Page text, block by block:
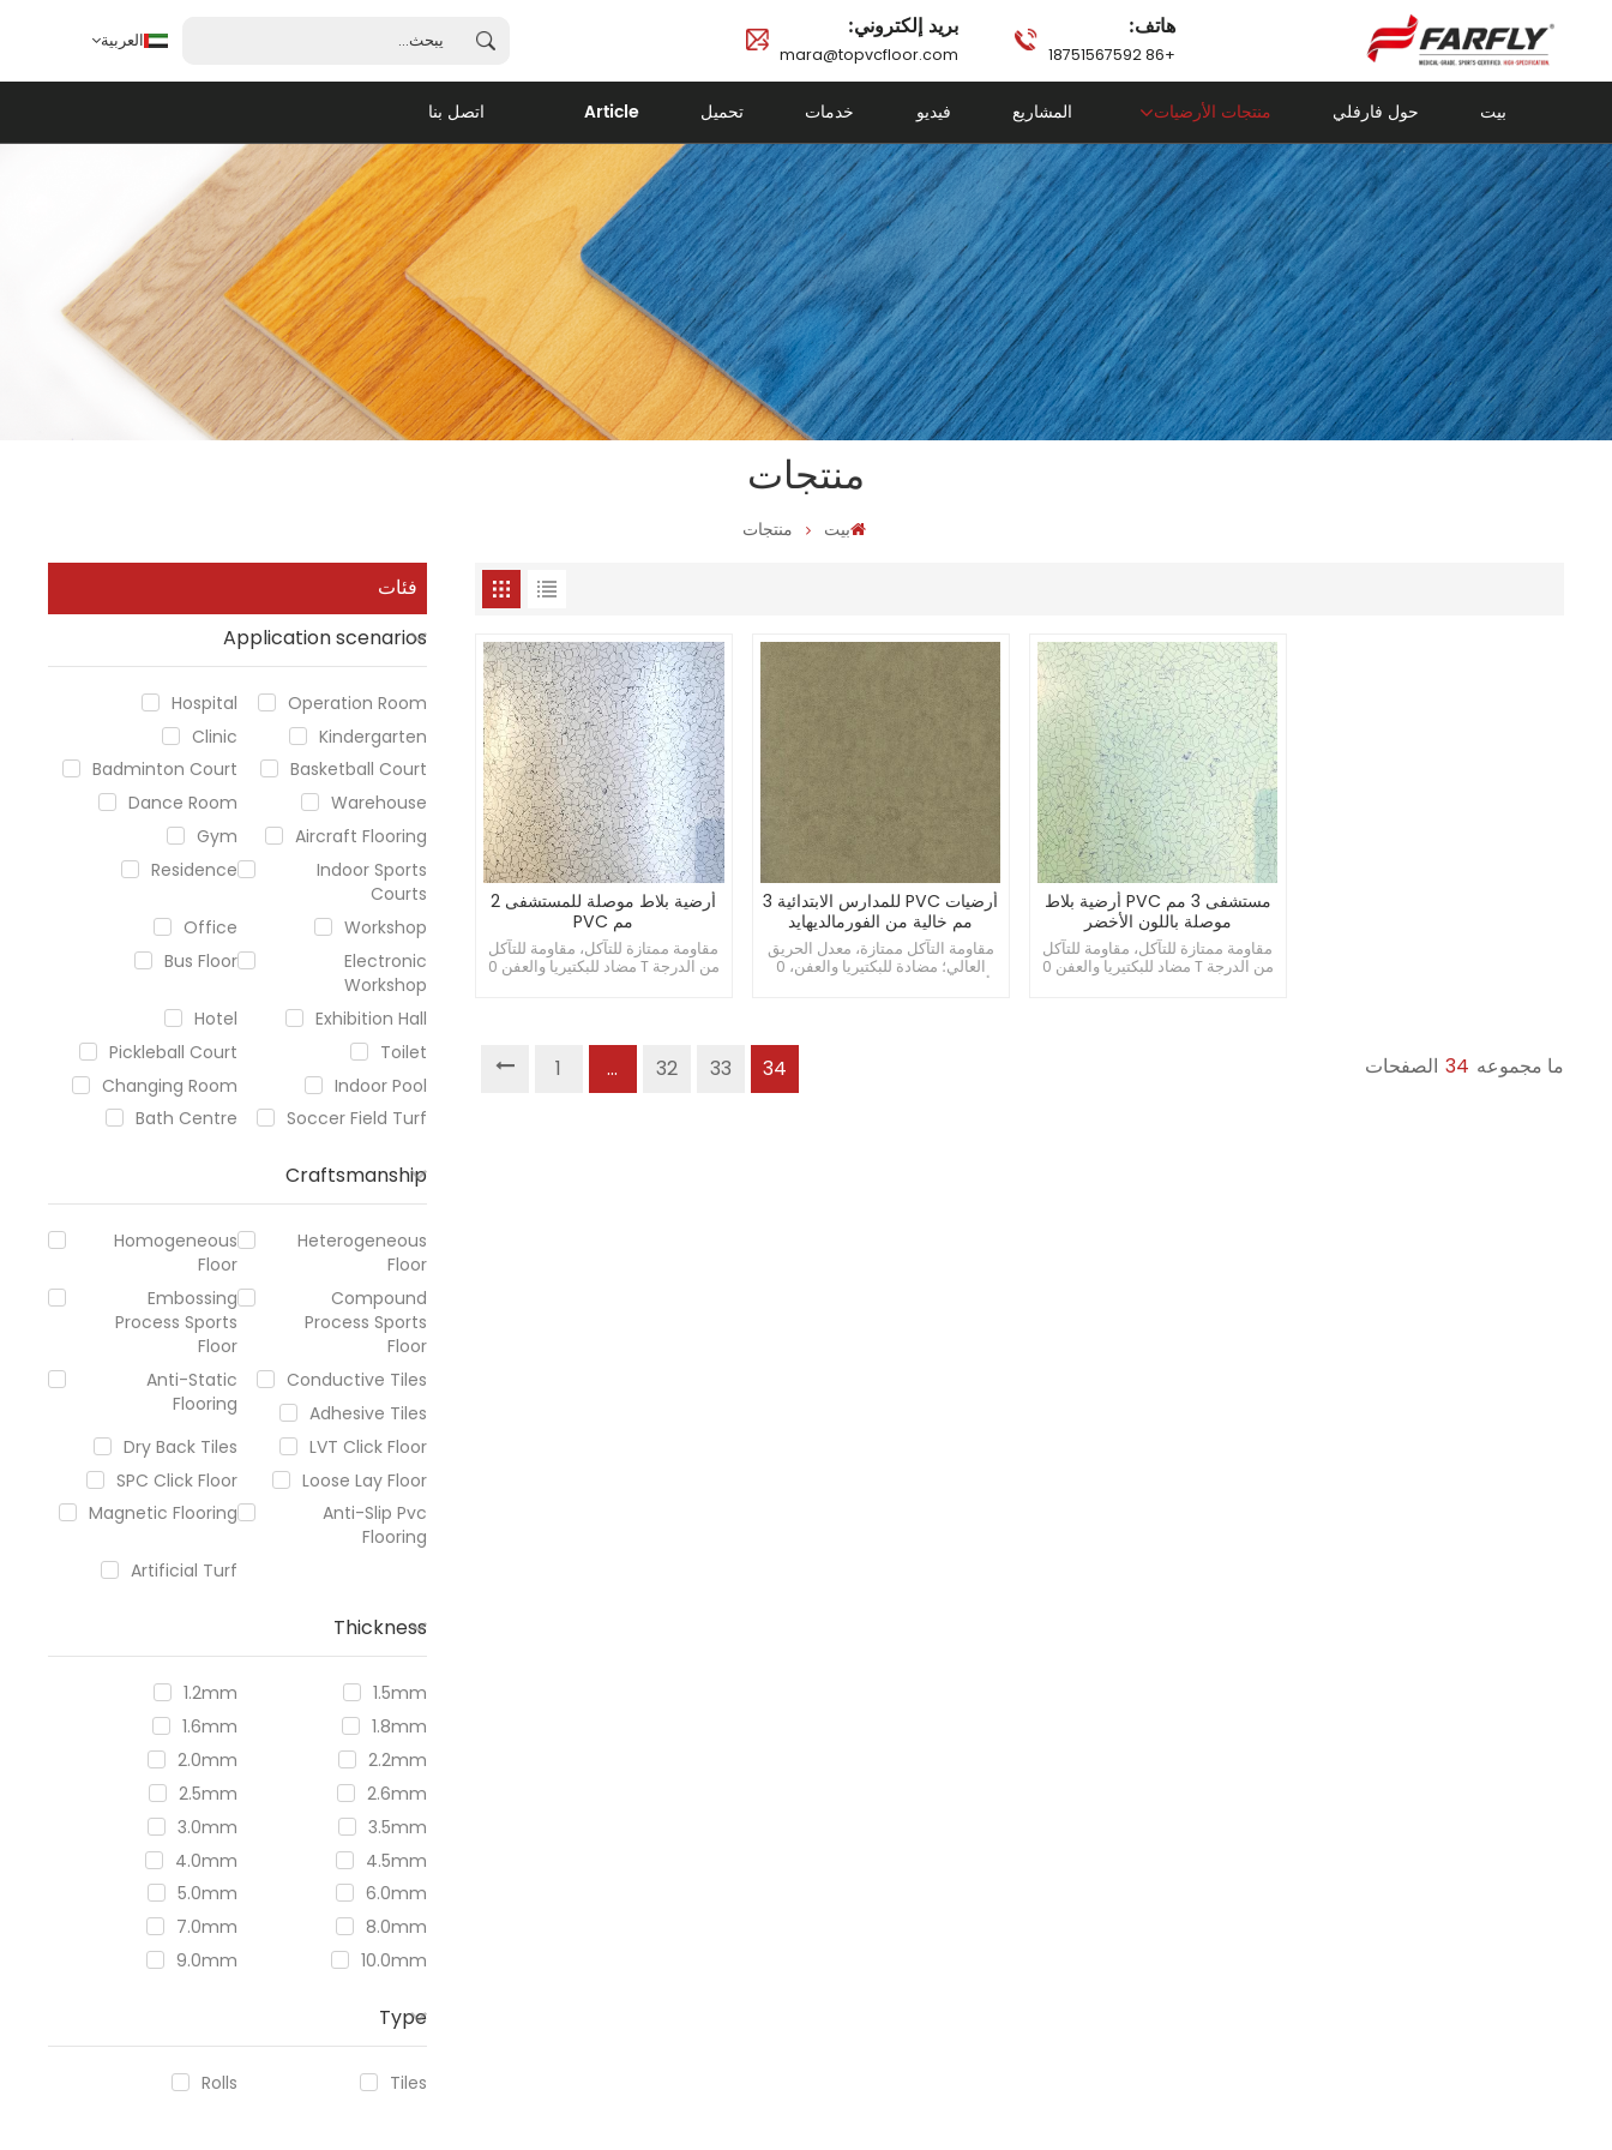
هاتف:
+86 18751567592
بريد إلكتروني:
mara@topvcfloor.com
العربية
العربية
français
español
português
بيت حول فارفلي منتجات الأرضيات المشاريع فيديو خدمات تحميل Article اتصل بنا
منتجات
بيت منتجات
فئات
Application scenarios
Hospital
Operation Room
Clinic
Kindergarten
Badminton Court
Basketball Court
Dance Room
Warehouse
Gym
Aircraft Flooring
Residence
Indoor Sports
Courts
Office
Workshop
Bus Floor
Electronic
Workshop
Hotel
Exhibition Hall
Pickleball Court
Toilet
Changing Room
Indoor Pool
Bath Centre
Soccer Field Turf
Craftsmanship
Homogeneous
Floor
Heterogeneous
Floor
Embossing
Process Sports
Floor
Compound
Process Sports
Floor
Anti-Static
Flooring
Conductive Tiles
Adhesive Tiles
Dry Back Tiles
LVT Click Floor
SPC Click Floor
Loose Lay Floor
Magnetic Flooring
Anti-Slip Pvc
Flooring
Artificial Turf
Thickness
1.2mm
1.5mm
1.6mm
1.8mm
2.0mm
2.2mm
2.5mm
2.6mm
3.0mm
3.5mm
4.0mm
4.5mm
5.0mm
6.0mm
7.0mm
8.0mm
9.0mm
10.0mm
Type
Rolls Tiles
أرضية بلاط موصلة للمستشفى 2
مم PVC
مقاومة ممتازة للتآكل، مقاومة للتآكل
من الدرجة T مضاد للبكتيريا والعفن 0
أرضيات PVC للمدارس الابتدائية 3
مم خالية من الفورمالديهايد
مقاومة التآكل ممتازة، معدل الحريق
العالي؛ مضادة للبكتيريا والعفن، 0
أرضيات فورمالديهايد صديقة للبيئة؛
مستشفى 3 مم PVC أرضية بلاط
موصلة باللون الأخضر
مقاومة ممتازة للتآكل، مقاومة للتآكل
من الدرجة T مضاد للبكتيريا والعفن 0
1 ... 32 33 34 ما مجموعه 34 الصفحات